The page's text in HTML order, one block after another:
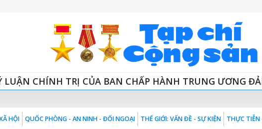
LUẬN CHÍNH TRỊ CỦA BAN CHẤP HÀNH TRUNG ƯƠNG
HỘI QUỐC PHÒNG - AN NINH - ĐỐI NGOẠI THẾ GIỚI: VẤN ĐỀ - SỰ KIỆN THỰC TIỄN